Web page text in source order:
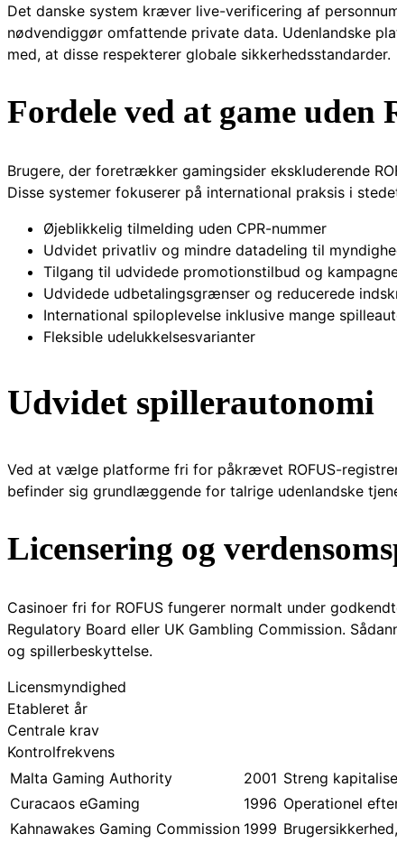
Det danske system kræver live-verificering af
nødvendiggør omfattende private data. Udenlandske
med, at disse respekterer globale sikkerhedsstandarder.
Fordele ved at game
Brugere, der foretrækker gamingsider ekskluderende
Disse systemer fokuserer på international praksis i
Øjeblikkelig tilmelding uden CPR-nummer
Udvidet privatliv og mindre datadeling til
Tilgang til udvidede promotionstilbud og
Udvidede udbetalingsgrænser og reducerede
International spiloplevelse inklusive mange
Fleksible udelukkelsesvarianter
Udvidet spillerautonomi
Ved at vælge platforme fri for påkrævet ROFUS-
befinder sig grundlæggende for talrige udenlandske
Licensering og
Casinoer fri for ROFUS fungerer normalt under
Regulatory Board eller UK Gambling Commission.
og spillerbeskyttelse.
Licensmyndighed
Etableret år
Centrale krav
Kontrolfrekvens
Malta Gaming Authority
2001 Streng
Curacaos eGaming
1996 Operationel
Kahnawakes Gaming Commission 1999